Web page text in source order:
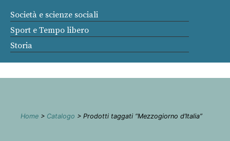
Società e scienze sociali
Sport e Tempo libero
Storia
Home > Catalogo > Prodotti taggati “Mezzogiorno d’Italia”